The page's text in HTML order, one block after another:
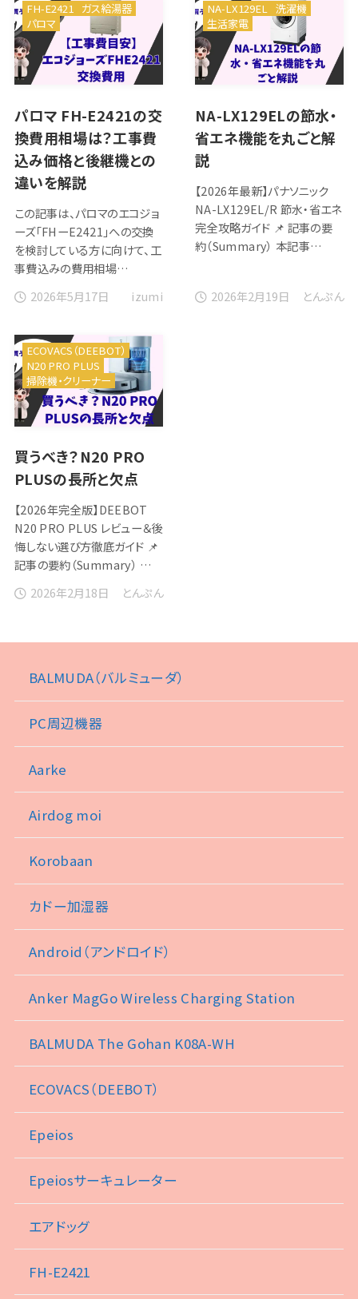
パロマ FH-E2421の交
換費用相場は？工事費
込み価格と後継機との
違いを解説
この記事は、パロマのエコジョ
ーズ「FHーE2421」への交換
を検討している方に向けて、工
事費込みの費用相場…
2026年5月17日
FH-E2421 ガス給湯器
パロマ
izumi
NA-LX129ELの節水・
省エネ機能を丸ごと解
説
【2026年最新】パナソニック
NA-LX129EL/R 節水・省エネ
完全攻略ガイド 📌 記事の要
約（Summary） 本記事…
2026年2月19日
NA-LX129EL 洗濯機
生活家電
とんぷん
買うべき？N20 PRO
PLUSの長所と欠点
【2026年完全版】DEEBOT
N20 PRO PLUS レビュー＆後
悔しない選び方徹底ガイド 📌
記事の要約（Summary） …
2026年2月18日
ECOVACS（DEEBOT）
N20 PRO PLUS
掃除機・クリーナー
とんぷん
BALMUDA（バルミューダ）
PC周辺機器
Aarke
Airdog moi
Korobaan
カドー加湿器
Android（アンドロイド）
Anker MagGo Wireless Charging Station
BALMUDA The Gohan K08A-WH
ECOVACS（DEEBOT）
Epeios
Epeiosサーキュレーター
エアドッグ
FH-E2421